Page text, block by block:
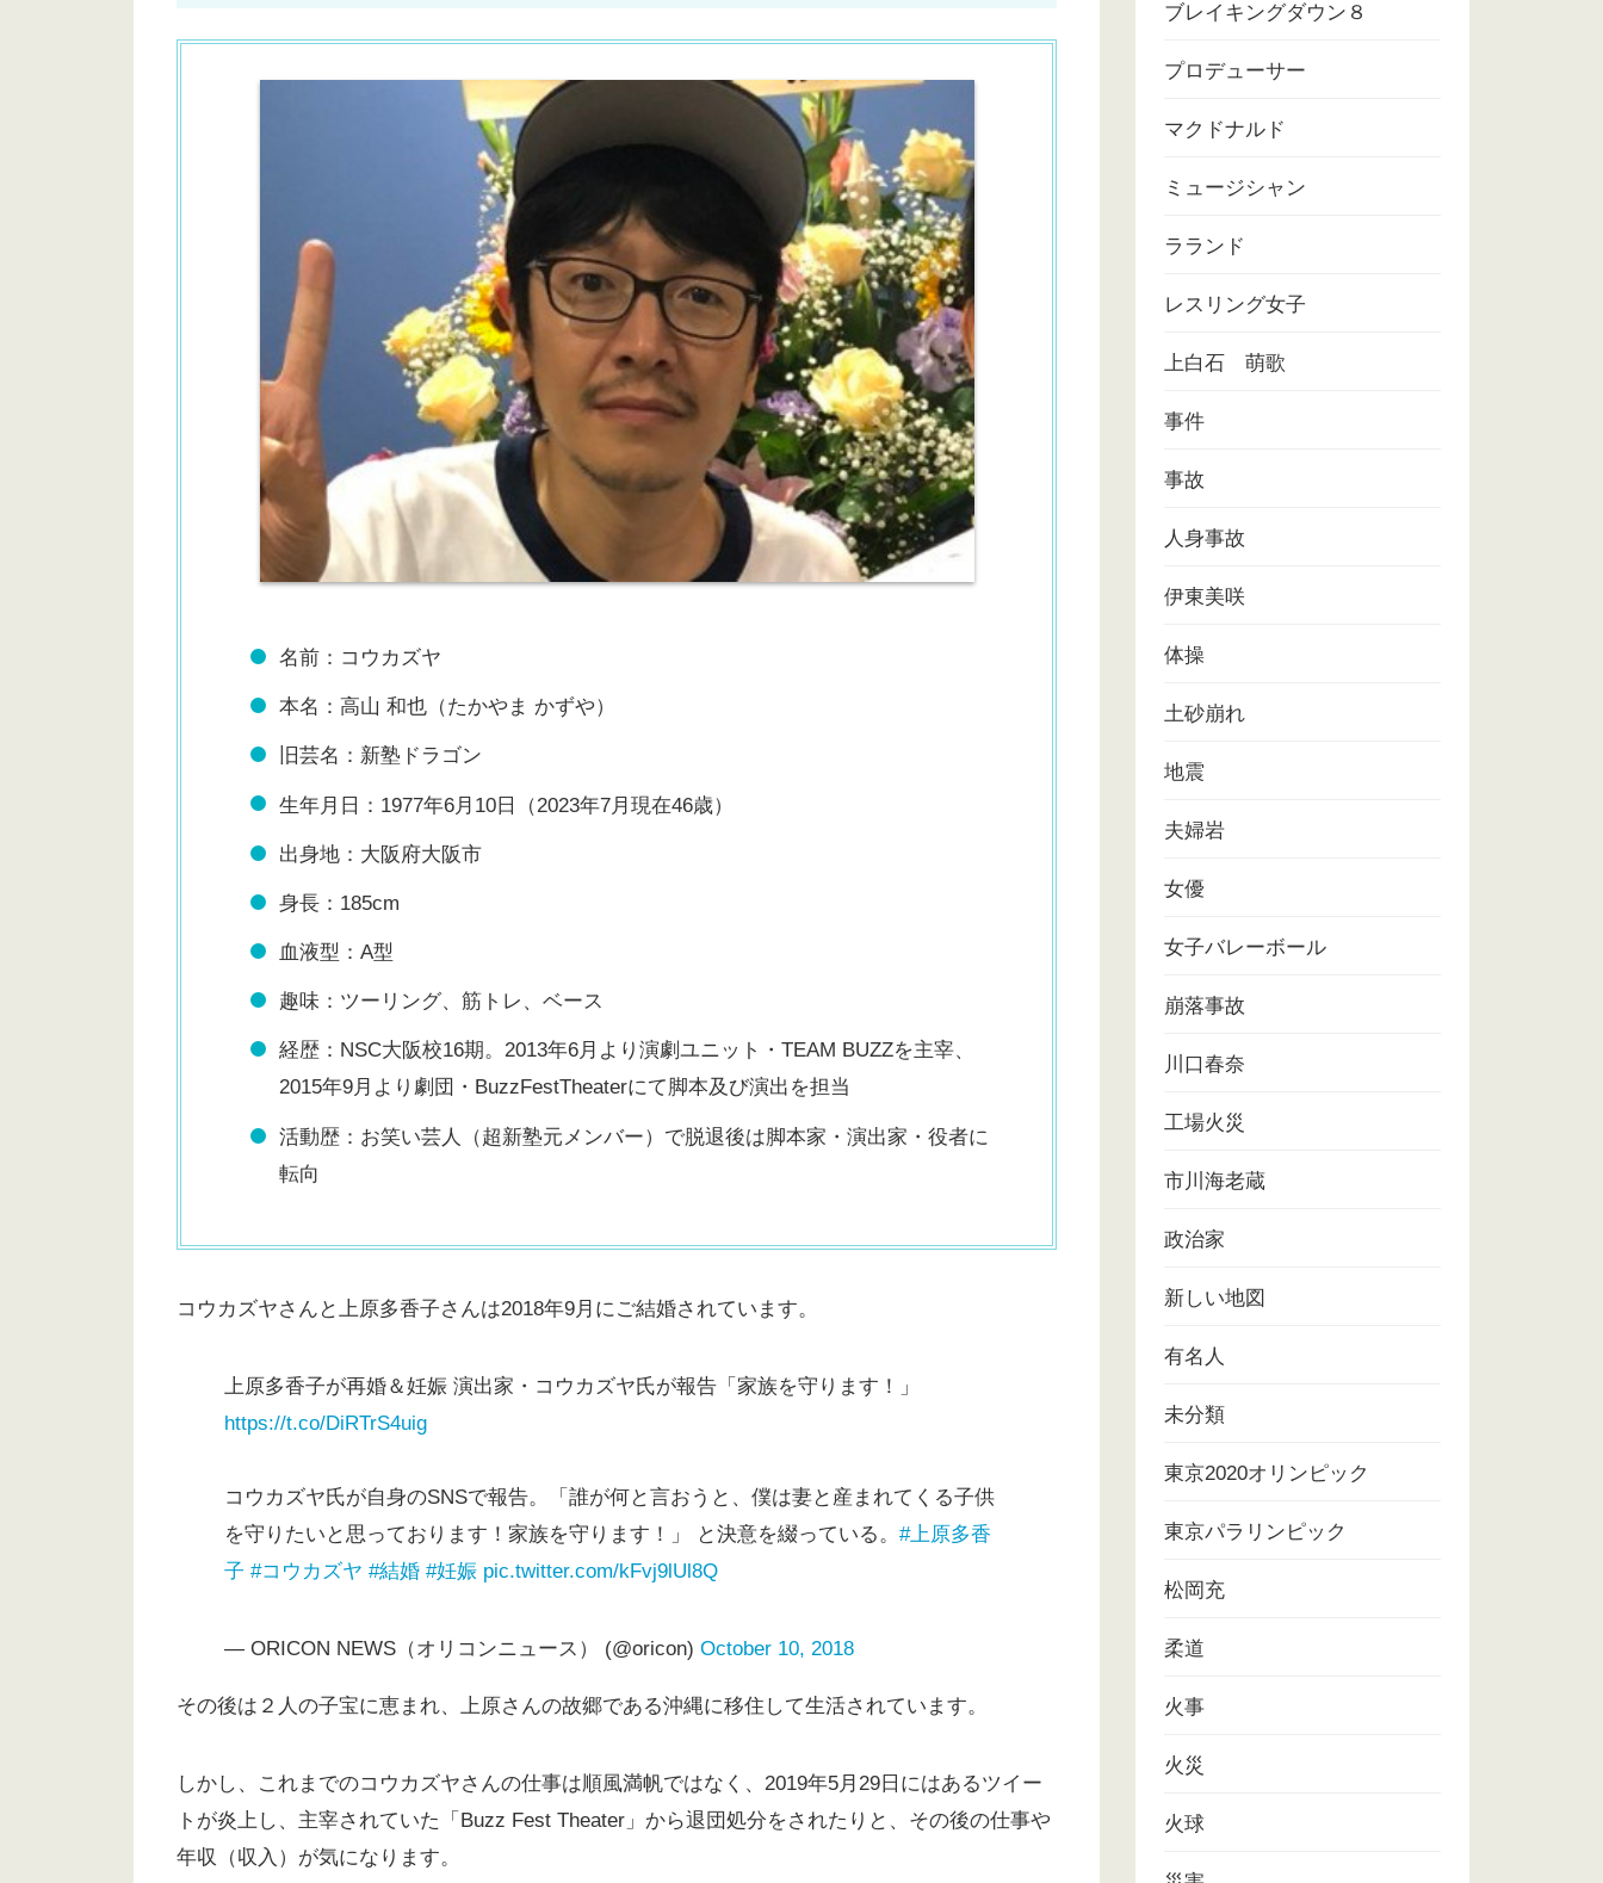
名前：コウカズヤ
本名：高山 和也（たかやま かずや）
旧芸名：新塾ドラゴン
生年月日：1977年6月10日（2023年7月現在46歳）
出身地：大阪府大阪市
身長：185cm
血液型：A型
趣味：ツーリング、筋トレ、ベース
経歴：NSC大阪校16期。2013年6月より演劇ユニット・TEAM BUZZを主宰、
2015年9月より劇団・BuzzFestTheaterにて脚本及び演出を担当
活動歴：お笑い芸人（超新塾元メンバー）で脱退後は脚本家・演出家・役者に
転向
コウカズヤさんと上原多香子さんは2018年9月にご結婚されています。
上原多香子が再婚＆妊娠 演出家・コウカズヤ氏が報告「家族を守ります！」
https://t.co/DiRTrS4uig
コウカズヤ氏が自身のSNSで報告。「誰が何と言おうと、僕は妻と産まれてくる子供
を守りたいと思っております！家族を守ります！」 と決意を綴っている。 #上原多香
子 #コウカズヤ #結婚 #妊娠 pic.twitter.com/kFvj9lUl8Q
— ORICON NEWS（オリコンニュース） (@oricon) October 10, 2018
その後は２人の子宝に恵まれ、上原さんの故郷である沖縄に移住して生活されています。
しかし、これまでのコウカズヤさんの仕事は順風満帆ではなく、2019年5月29日にはあるツイー
トが炎上し、主宰されていた「Buzz Fest Theater」から退団処分をされたりと、その後の仕事や
年収（収入）が気になります。
ブレイキングダウン８
プロデューサー
マクドナルド
ミュージシャン
ラランド
レスリング女子
上白石 萌歌
事件
事故
人身事故
伊東美咲
体操
土砂崩れ
地震
夫婦岩
女優
女子バレーボール
崩落事故
川口春奈
工場火災
市川海老蔵
政治家
新しい地図
有名人
未分類
東京2020オリンピック
東京パラリンピック
松岡充
柔道
火事
火災
火球